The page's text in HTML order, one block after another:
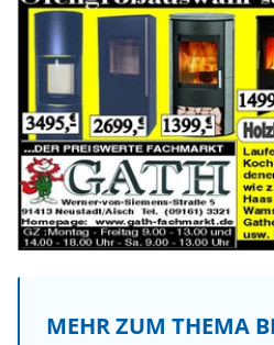
MEHR ZUM THEMA